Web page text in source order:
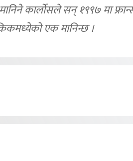
कार्लोसले सन् १९९७ मा
एक मानिन्छ ।